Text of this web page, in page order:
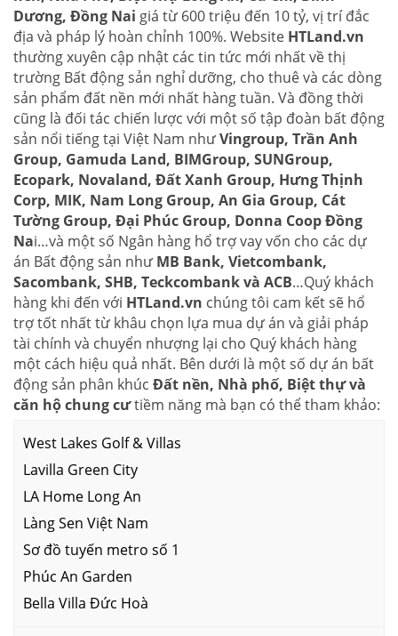
Dương, Đồng Nai giá từ 600 triệu đến 10 tỷ, vị trí đắc
địa và pháp lý hoàn chỉnh 100%. Website HTLand.vn
thường xuyên cập nhật các tin tức mới nhất về thị
trường Bất động sản nghỉ dưỡng, cho thuê và các dòng
sản phẩm đất nền mới nhất hàng tuần. Và đồng thời
cũng là đối tác chiến lược với một số tập đoàn bất động
sản nổi tiếng tại Việt Nam nhưVingroup, Trần Anh
Group, Gamuda Land, BIMGroup, SUNGroup,
Ecopark, Novaland, Đất Xanh Group, Hưng Thịnh
Corp, MIK, Nam Long Group, An Gia Group, Cát
Tường Group, Đại Phúc Group, Donna Coop Đồng
Nai…và một số Ngân hàng hổ trợ vay vốn cho các dự
án Bất động sản như MB Bank, Vietcombank,
Sacombank, SHB, Teckcombank và ACB…Quý khách
hàng khi đến với HTLand.vn chúng tôi cam kết sẽ hổ
trợ tốt nhất từ khâu chọn lựa mua dự án và giải pháp
tài chính và chuyển nhượng lại cho Quý khách hàng
một cách hiệu quả nhất. Bên dưới là một số dự án bất
động sản phân khúc Đất nền, Nhà phố, Biệt thự và
căn hộ chung cưtiềm năng mà bạn có thể tham khảo:
West Lakes Golf & Villas
Lavilla Green City
LA Home Long An
Làng Sen Việt Nam
Sơ đồ tuyến metro số 1
Phúc An Garden
Bella Villa Đức Hoà